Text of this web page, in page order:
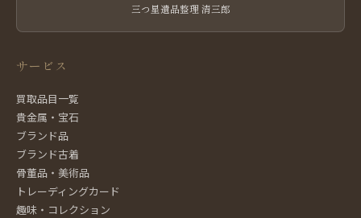
三つ星遺品整理 清三郎
サービス
買取品目一覧
貴金属・宝石
ブランド品
ブランド古着
骨董品・美術品
トレーディングカード
趣味・コレクション